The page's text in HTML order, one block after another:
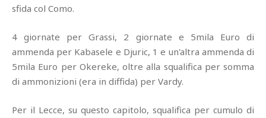
sfida col Como.
4 giornate per Grassi, 2 giornate e 5mila Euro di
ammenda per Kabasele e Djuric, 1 e un'altra ammenda di
5mila Euro per Okereke, oltre alla squalifica per somma
di ammonizioni (era in diffida) per Vardy.
Per il Lecce, su questo capitolo, squalifica per cumulo di